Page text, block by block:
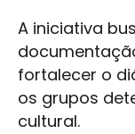
A iniciativa
fortalecer o
os grupos
cultural.